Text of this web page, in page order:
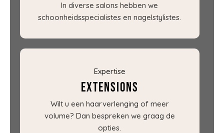
In diverse salons hebben we
schoonheidsspecialistes en nagelstylistes.
Expertise
Extensions
Wilt u een haarverlenging of meer
volume? Dan bespreken we graag de
opties.